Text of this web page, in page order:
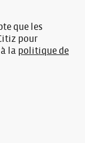
que les
pour
la politique de